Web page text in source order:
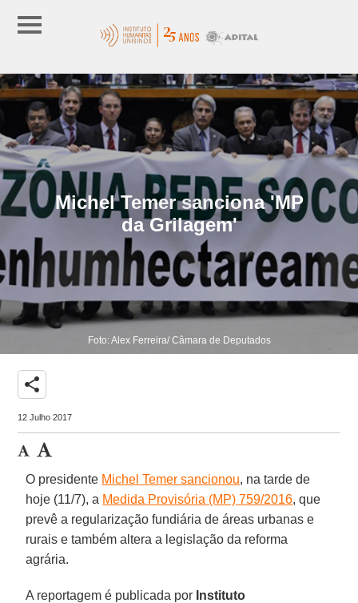
Michel Temer sanciona 'MP
da Grilagem'
Foto: Alex Ferreira/ Câmara de Deputados
share
12 Julho 2017
O presidente Michel Temer sancionou, na tarde de
hoje (11/7), a Medida Provisória (MP) 759/2016, que
prevê a regularização fundiária de áreas urbanas e
rurais e também altera a legislação da reforma
agrária.
A reportagem é publicada por Instituto